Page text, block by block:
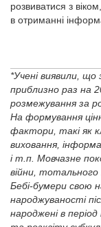
розвиватися з
в отриманні
*Учені виявили, що
приблизно раз на
розмежування за
На формування
фактори, такі як
виховання,
і т.п. Мовчазне
війни,
Бебі-бумери свою
народжуваності
народжені в